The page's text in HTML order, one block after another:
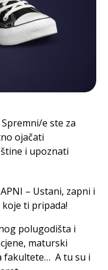
e ste za
ojačati
i upoznati
– Ustani, zapni i
ti pripada!
polugodišta i
maturski
fakultete… A tu su i